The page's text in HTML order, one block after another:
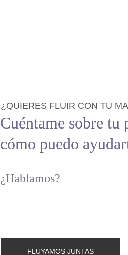
¿QUIERES FLUIR CON TU
Cuéntame sobre
cómo puedo
¿Hablamos?
FLUYAMOS JUNTAS